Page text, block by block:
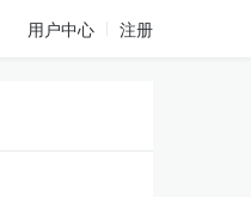
用户中心 注册